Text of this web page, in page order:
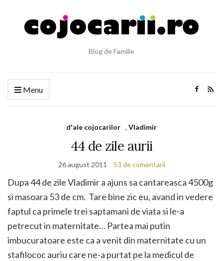
Blog de Familie
Menu
d'ale cojocarilor , Vladimir
44 de zile aurii
26 august 2011 53 de comentarii
Dupa 44 de zile Vladimir a ajuns sa cantareasca 4500g
si masoara 53 de cm. Tare bine zic eu, avand in vedere
faptul ca primele trei saptamani de viata si le-a
petrecut in maternitate… Partea mai putin
imbucuratoare este ca a venit din maternitate cu un
stafilococ auriu care ne-a purtat pe la medicul de